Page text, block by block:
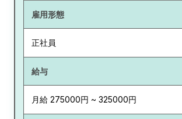
雇用形態
正社員
給与
月給 275000円 ~ 325000円